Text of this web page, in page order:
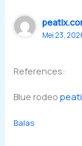
Mei 23,
References:
Blue rodeo
Balas